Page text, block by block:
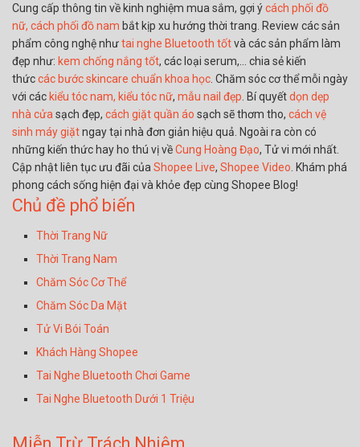
Cung cấp thông tin về kinh nghiệm mua sắm, gợi ýcách phối đồ
nữ, cách phối đồ nam bắt kịp xu hướng thời trang. Review các sản
phẩm công nghệ nhưtai nghe Bluetooth tốtvà các sản phẩm làm
đẹp như: kem chống nắng tốt, các loại serum,… chia sẻ kiến
thứccác bước skincare chuẩn khoa học . Chăm sóc cơ thể mỗi ngày
với các kiểu tóc nam, kiểu tóc nữ, mẫu nail đẹp . Bí quyếtdọn dẹp
nhà cửa sạch đẹp, cách giặt quần áo sạch sẽ thơm tho, cách vệ
sinh máy giặtngay tại nhà đơn giản hiệu quả. Ngoài ra còn có
những kiến thức hay ho thú vị vềCung Hoàng Đạo, Tử vi mới nhất.
Cập nhật liên tục ưu đãi của Shopee Live, Shopee Video . Khám phá
phong cách sống hiện đại và khỏe đẹp cùng Shopee Blog!
Chủ đề phổ biến
Thời Trang Nữ
Thời Trang Nam
Chăm Sóc Cơ Thể
Chăm Sóc Da Mặt
Tử Vi Bói Toán
Khách Hàng Shopee
Tai Nghe Bluetooth Chơi Game
Tai Nghe Bluetooth Dưới 1 Triệu